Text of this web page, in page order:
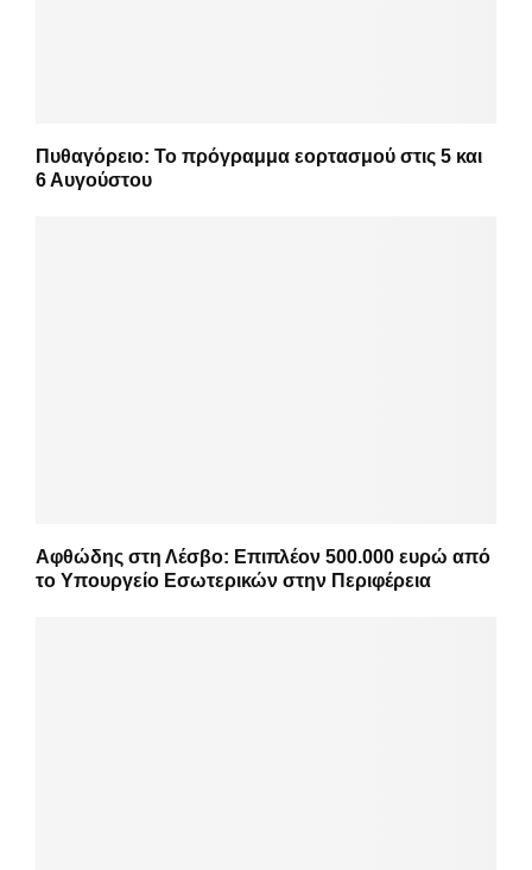
Πυθαγόρειο: Το πρόγραμμα εορτασμού στις 5 και
6 Αυγούστου
Αφθώδης στη Λέσβο: Επιπλέον 500.000 ευρώ από
το Υπουργείο Εσωτερικών στην Περιφέρεια